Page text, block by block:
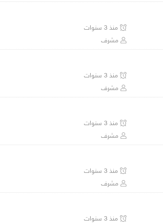
منذ 3 سنوات
مشرف
منذ 3 سنوات
مشرف
منذ 3 سنوات
مشرف
منذ 3 سنوات
مشرف
منذ 3 سنوات